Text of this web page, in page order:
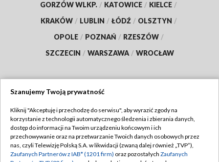
GORZÓW WLKP. / KATOWICE / KIELCE /
KRAKÓW / LUBLIN / ŁÓDŹ / OLSZTYN /
OPOLE / POZNAŃ / RZESZÓW /
SZCZECIN / WARSZAWA / WROCŁAW
TVP
Abonament TVP
Emisja w TVP
Regulamin TVP
Polityka prywatności
Szanujemy Twoją prywatność
Kliknij "Akceptuję i przechodzę do serwisu", aby wyrazić zgody na
korzystanie z technologii automatycznego śledzenia i zbierania danych,
dostęp do informacji na Twoim urządzeniu końcowym i ich
przechowywanie oraz na przetwarzanie Twoich danych osobowych przez
nas, czyli Telewizję Polską S.A. w likwidacji (zwaną dalej również „TVP”),
Zaufanych Partnerów z IAB* (1201 firm) oraz pozostałych Zaufanych